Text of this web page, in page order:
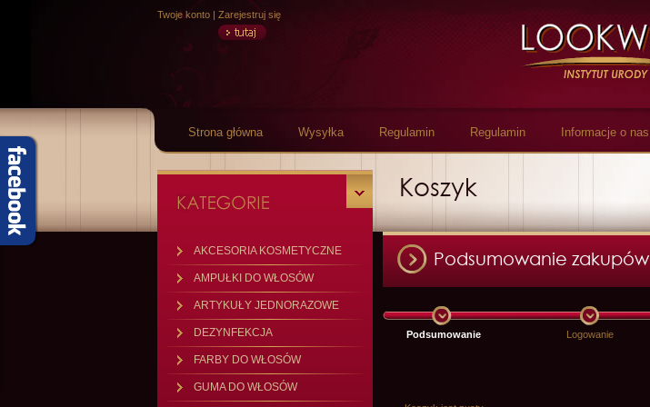
Twoje konto | Zarejestruj się
Strona główna Wysyłka Regulamin Regulamin Informacje o nas
AKCESORIA KOSMETYCZNE
AMPUŁKI DO WŁOSÓW
ARTYKUŁY JEDNORAZOWE
DEZYNFEKCJA
FARBY DO WŁOSÓW
GUMA DO WŁOSÓW
Koszyk
Podsumowanie zakupów
Podsumowanie Logowanie